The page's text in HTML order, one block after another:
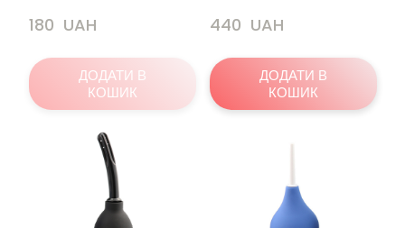
180  UAH
ДОДАТИ В
КОШИК
440  UAH
ДОДАТИ В
КОШИК